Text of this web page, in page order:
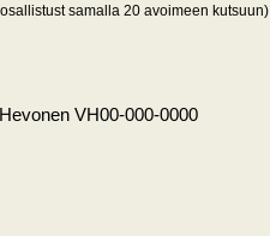
samalla 20 avoimeen kutsuun)
VH00-000-0000